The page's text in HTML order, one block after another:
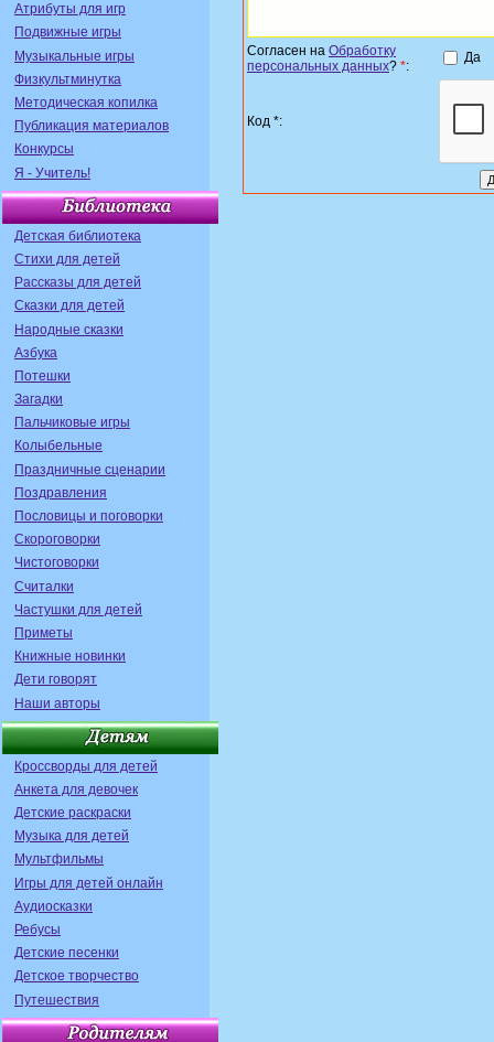
Атрибуты для игр
Подвижные игры
Музыкальные игры
Физкультминутка
Методическая копилка
Публикация материалов
Конкурсы
Я - Учитель!
Детская библиотека
Стихи для детей
Рассказы для детей
Сказки для детей
Народные сказки
Азбука
Потешки
Загадки
Пальчиковые игры
Колыбельные
Праздничные сценарии
Поздравления
Пословицы и поговорки
Скороговорки
Чистоговорки
Считалки
Частушки для детей
Приметы
Книжные новинки
Дети говорят
Наши авторы
Кроссворды для детей
Анкета для девочек
Детские раскраски
Музыка для детей
Мультфильмы
Игры для детей онлайн
Аудиосказки
Ребусы
Детские песенки
Детское творчество
Путешествия
Согласен на Обработку
персональных данных? *:
Да
Код *: